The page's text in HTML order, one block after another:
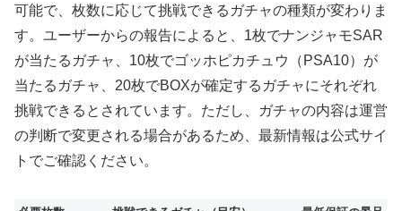
可能で、枚数に応じて挑戦できるガチャの種類が変わりま
す。ユーザーからの報告によると、1枚でナンジャモSAR
が当たるガチャ、10枚でゴッホピカチュウ（PSA10）が
当たるガチャ、20枚でBOXが確定するガチャにそれぞれ
挑戦できるとされています。ただし、ガチャの内容は運営
の判断で変更される場合があるため、最新情報は公式サイ
トでご確認ください。